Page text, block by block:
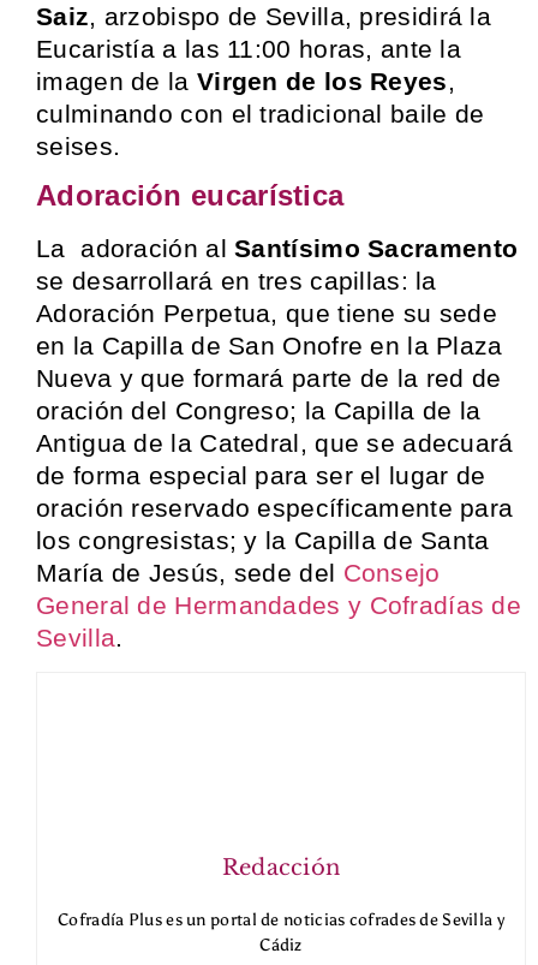
Saiz, arzobispo de Sevilla, presidirá la
Eucaristía a las 11:00 horas, ante la
imagen de la Virgen de los Reyes,
culminando con el tradicional baile de
seises.
Adoración eucarística
La adoración alSantísimo Sacramento
se desarrollará en tres capillas: la
Adoración Perpetua, que tiene su sede
en la Capilla de San Onofre en la Plaza
Nueva y que formará parte de la red de
oración del Congreso; la Capilla de la
Antigua de la Catedral, que se adecuará
de forma especial para ser el lugar de
oración reservado específicamente para
los congresistas; y la Capilla de Santa
María de Jesús, sede del Consejo
General de Hermandades y Cofradías de
Sevilla.
Redacción
Cofradía Plus es un portal de noticias cofrades de Sevilla y
Cádiz